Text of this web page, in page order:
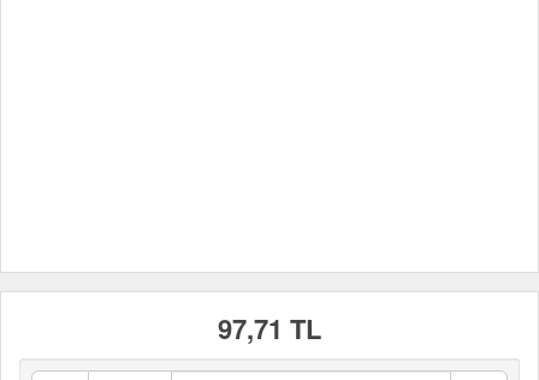
97,71 TL